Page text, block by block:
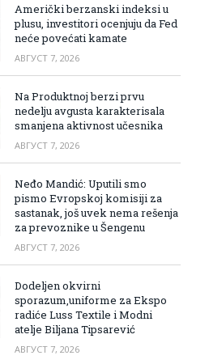
Američki berzanski indeksi u
plusu, investitori ocenjuju da Fed
neće povećati kamate
АВГУСТ 7, 2026
Na Produktnoj berzi prvu
nedelju avgusta karakterisala
smanjena aktivnost učesnika
АВГУСТ 7, 2026
Neđo Mandić: Uputili smo
pismo Evropskoj komisiji za
sastanak, još uvek nema rešenja
za prevoznike u Šengenu
АВГУСТ 7, 2026
Dodeljen okvirni
sporazum,uniforme za Ekspo
radiće Luss Textile i Modni
atelje Biljana Tipsarević
АВГУСТ 7, 2026